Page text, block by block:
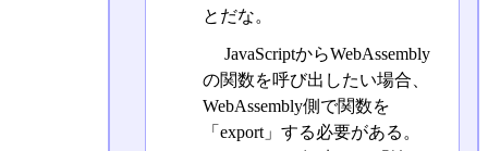
とだな。
JavaScriptからWebAssembly
の関数を呼び出したい場合、
WebAssembly側で関数を
「export」する必要がある。